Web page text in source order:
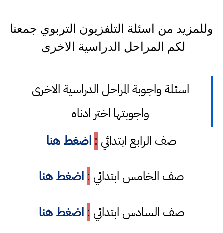
وللمزيد من اسئلة التلفزيون التربوي جمعنا
لكم المراحل الدراسية الاخرى
اسئلة واجوبة المراحل الدراسية الاخرى
واجوبتها اختر ادناه
صف الرابع ابتدائي : اضغط هنا
صف الخامس ابتدائي : اضغط هنا
صف السادس ابتدائي : اضغط هنا